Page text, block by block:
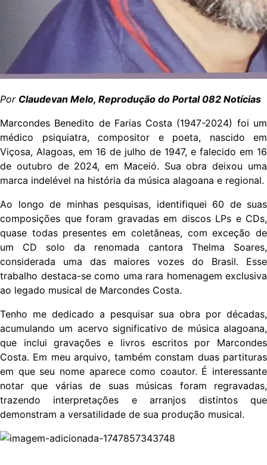
Por Claudevan Melo, Reprodução do Portal 082 Notícias
Marcondes Benedito de Farias Costa (1947-2024) foi um
médico psiquiatra, compositor e poeta, nascido em
Viçosa, Alagoas, em 16 de julho de 1947, e falecido em 16
de outubro de 2024, em Maceió. Sua obra deixou uma
marca indelével na história da música alagoana e regional.
Ao longo de minhas pesquisas, identifiquei 60 de suas
composições que foram gravadas em discos LPs e CDs,
quase todas presentes em coletâneas, com exceção de
um CD solo da renomada cantora Thelma Soares,
considerada uma das maiores vozes do Brasil. Esse
trabalho destaca-se como uma rara homenagem exclusiva
ao legado musical de Marcondes Costa.
Tenho me dedicado a pesquisar sua obra por décadas,
acumulando um acervo significativo de música alagoana,
que inclui gravações e livros escritos por Marcondes
Costa. Em meu arquivo, também constam duas partituras
em que seu nome aparece como coautor. É interessante
notar que várias de suas músicas foram regravadas,
trazendo interpretações e arranjos distintos que
demonstram a versatilidade de sua produção musical.